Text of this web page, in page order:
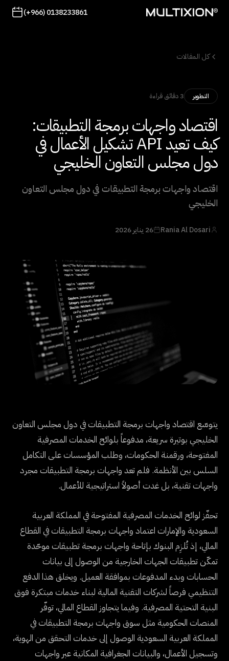
(+966) 0138233861
كل المقالات
التطوير 3 دقائق قراءة
اقتصاد واجهات برمجة التطبيقات:
كيف تعيد API تشكيل الأعمال في
دول مجلس التعاون الخليجي
اقتصاد واجهات برمجة التطبيقات في دول مجلس التعاون
الخليجي
Rania Al Dosari 26 يناير 2026
يتوسّع اقتصاد واجهات برمجة التطبيقات في دول مجلس التعاون
الخليجي بوتيرة سريعة، مدفوعاً بلوائح الخدمات المصرفية
المفتوحة، ورقمنة الحكومات، وطلب المؤسسات على التكامل
السلس بين الأنظمة. فلم تعد واجهات برمجة التطبيقات مجرد
واجهات تقنية، بل غدت أصولاً استراتيجية للأعمال.
تحفّز لوائح الخدمات المصرفية المفتوحة في المملكة العربية
السعودية والإمارات اعتماد واجهات برمجة التطبيقات في القطاع
المالي، إذ تُلزِم البنوك بإتاحة واجهات برمجة تطبيقات موحّدة
تمكّن تطبيقات الجهات الخارجية من الوصول إلى بيانات
الحسابات وبدء المدفوعات بموافقة العميل. ويخلق هذا الدفع
التنظيمي فرصاً لشركات التقنية المالية لبناء خدمات مبتكرة فوق
البنية التحتية المصرفية. وفيما يتجاوز القطاع المالي، توفّر
المنصات الحكومية مثل سوق واجهات برمجة التطبيقات في
المملكة العربية السعودية الوصول إلى خدمات التحقق من الهوية،
وتسجيل الأعمال، والبيانات الجغرافية المكانية عبر واجهات